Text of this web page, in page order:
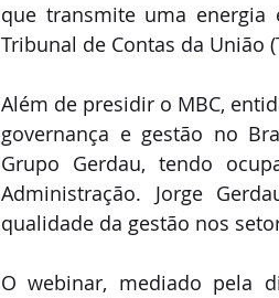
que transmite uma energia
Tribunal de Contas da União
Além de presidir o MBC,
governança e gestão no
Grupo Gerdau, tendo
Administração. Jorge
qualidade da gestão nos
O webinar, mediado pela